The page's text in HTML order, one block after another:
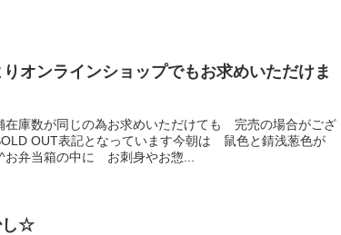
オンラインショップでもお求めいただけま
庫数が同じの為お求めいただけても 完売の場合がござ
OUT表記となっています今朝は 鼠色と錆浅葱色が
お弁当箱の中に お刺身やお惣...
し☆